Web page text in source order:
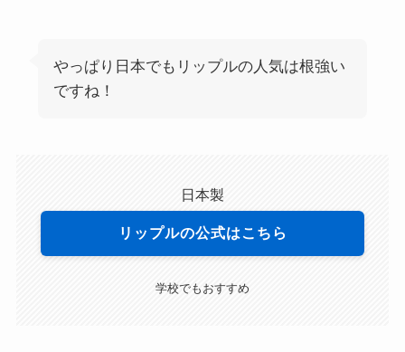
やっぱり日本でもリップルの人気は根強い
ですね！
日本製
リップルの公式はこちら
学校でもおすすめ